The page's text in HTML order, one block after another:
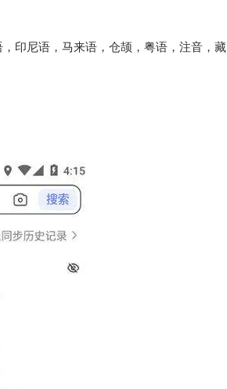
印尼语，马来语，仓颉，粤语，注音，藏